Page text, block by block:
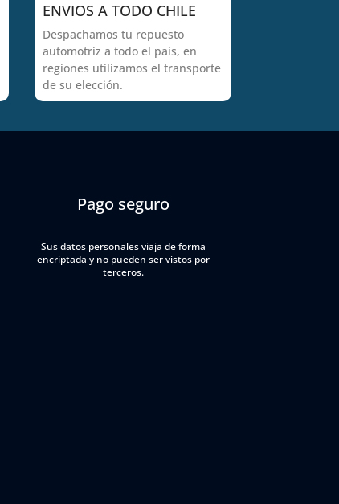
ENVIOS A TODO CHILE
Despachamos tu repuesto
automotriz a todo el país, en
regiones utilizamos el transporte
de su elección.
Pago seguro
Sus datos personales viaja de forma
encriptada y no pueden ser vistos por
terceros.